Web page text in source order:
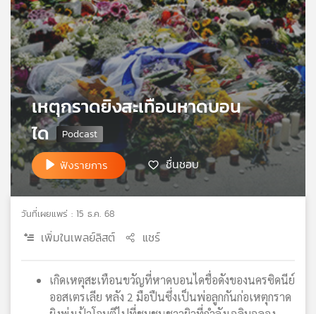
เกี่ยว
กับ
เรา
เครือ
ข่าย
วิทยุ
ไทย
พี
บี
แผนที่
เหตุกราดยิงสะเทือนหาดบอน
ได
ฟังรายการ ชื่นชอบ
วันที่เผยแพร่ : 15 ธ.ค. 68
เพิ่มในเพลย์ลิสต์ แชร์
เกิดเหตุสะเทือนขวัญที่หาดบอนไดชื่อดังของนครซิดนีย์​
ออสเตรเลีย หลัง 2 มือปืนซึ่งเป็นพ่อลูกกันก่อเหตุกราด